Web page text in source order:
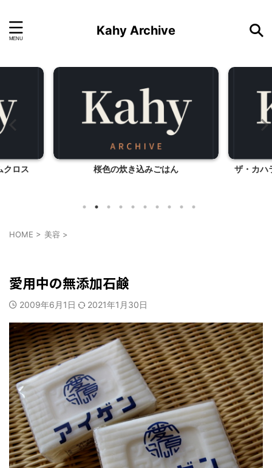
Kahy Archive
クロス 桜色の炊き込みごはん ザ・カハ
HOME > 美容 >
愛用中の無添加石鹸
2009年6月1日 2021年1月30日